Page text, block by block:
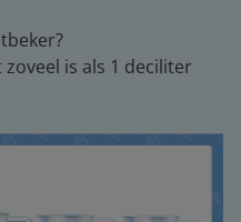
is als 1 deciliter